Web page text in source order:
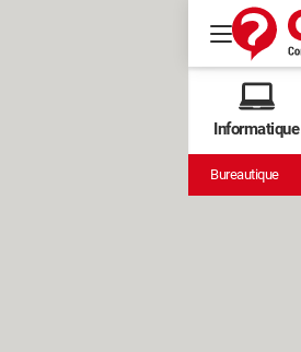
Informatique
Bureautique